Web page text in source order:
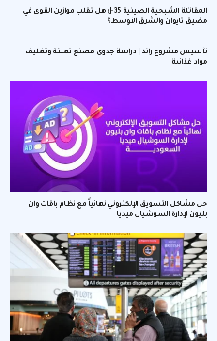
المقاتلة الشبحية الصينية J-35: هل تقلب موازين القوى في
مضيق تايوان والشرق الأوسط؟
تأسيس مشروع رائد | دراسة جدوى مصنع تعبئة وتغليف
مواد غذائية
حل مشاكل التسويق الإلكتروني نهائياً مع نظام باقات وان
بليون لإدارة السوشيال ميديا